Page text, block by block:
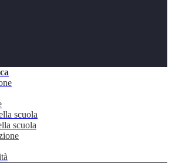
scuola
scuola